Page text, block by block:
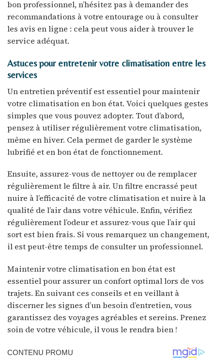
bon professionnel, n’hésitez pas à demander des
recommandations à votre entourage ou à consulter
les avis en ligne : cela peut vous aider à trouver le
service adéquat.
Astuces pour entretenir votre climatisation entre les
services
Un entretien préventif est essentiel pour maintenir
votre climatisation en bon état. Voici quelques gestes
simples que vous pouvez adopter. Tout d’abord,
pensez à utiliser régulièrement votre climatisation,
même en hiver. Cela permet de garder le système
lubrifié et en bon état de fonctionnement.
Ensuite, assurez-vous de nettoyer ou de remplacer
régulièrement le filtre à air. Un filtre encrassé peut
nuire à l’efficacité de votre climatisation et nuire à la
qualité de l’air dans votre véhicule. Enfin, vérifiez
régulièrement l’odeur et assurez-vous que l’air qui
sort est bien frais. Si vous remarquez un changement,
il est peut-être temps de consulter un professionnel.
Maintenir votre climatisation en bon état est
essentiel pour assurer un confort optimal lors de vos
trajets. En suivant ces conseils et en veillant à
discerner les signes d’un besoin d’entretien, vous
garantissez des voyages agréables et sereins. Prenez
soin de votre véhicule, il vous le rendra bien !